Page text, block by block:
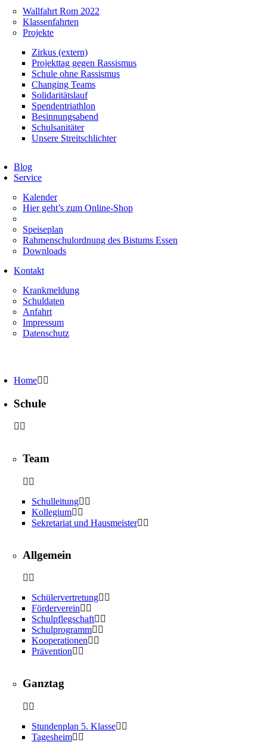
Wallfahrt Rom 2022
Klassenfahrten
Projekte
Zirkus (extern)
Projekttag gegen Rassismus
Schule ohne Rassismus
Changing Teams
Solidaritätslauf
Spendentriathlon
Besinnungsabend
Schulsanitäter
Unsere Streitschlichter
Blog
Service
Kalender
Hier geht’s zum Online-Shop
Speiseplan
Rahmenschulordnung des Bistums Essen
Downloads
Kontakt
Krankmeldung
Schuldaten
Anfahrt
Impressum
Datenschutz
Home
Schule
Team
Schulleitung
Kollegium
Sekretariat und Hausmeister
Allgemein
Schülervertretung
Förderverein
Schulpflegschaft
Schulprogramm
Kooperationen
Prävention
Ganztag
Stundenplan 5. Klasse
Tagesheim